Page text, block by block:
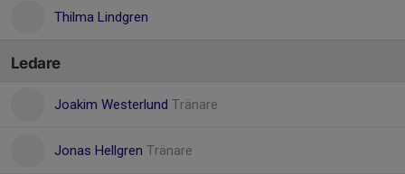
Thilma Lindgren
Ledare
Joakim Westerlund Tränare
Jonas Hellgren Tränare